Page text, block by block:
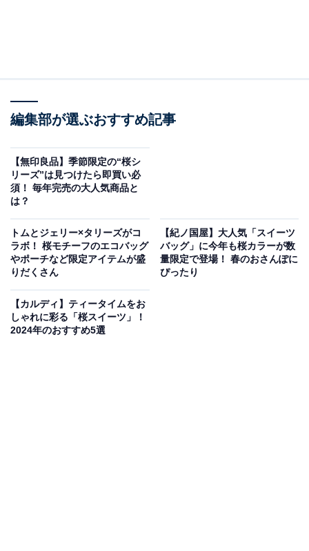
東京都・千葉県・神奈川県・埼玉県・茨城県・栃木県・群馬県のコンビニ、
スーパー、ディスカウントストアの一部店舗で販売
チョコレートブランド。
編集部が選ぶおすすめ記事
【無印良品】季節限定の“桜シ
リーズ”は見つけたら即買い必
須！ 毎年完売の大人気商品と
は？
トムとジェリー×タリーズがコ
ラボ！ 桜モチーフのエコバッグ
やポーチなど限定アイテムが盛
りだくさん
【紀ノ国屋】大人気「スイーツ
バッグ」に今年も桜カラーが数
量限定で登場！ 春のおさんぽに
ぴったり
【カルディ】ティータイムをお
しゃれに彩る「桜スイーツ」！
2024年のおすすめ5選